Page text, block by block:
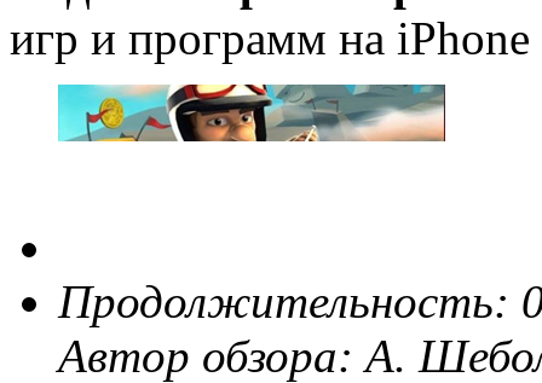
игр и программ на
Продолжительность:
Автор обзора:А.